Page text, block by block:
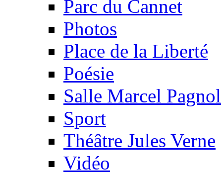
Parc du Cannet
Photos
Place de la Liberté
Poésie
Salle Marcel Pagnol
Sport
Théâtre Jules Verne
Vidéo